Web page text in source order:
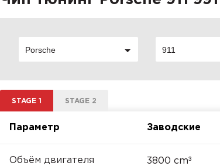
Porsche 911
STAGE 1 STAGE 2
Параметр Заводские
Объём двигателя 3800 cm³